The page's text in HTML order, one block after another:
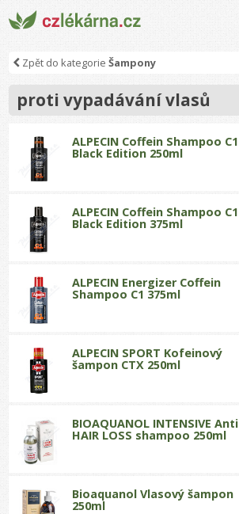
Zpět do kategorieŠampony
proti vypadávání vlasů
ALPECIN Coffein Shampoo C1
Black Edition 250ml
ALPECIN Coffein Shampoo C1
Black Edition 375ml
ALPECIN Energizer Coffein
Shampoo C1 375ml
ALPECIN SPORT Kofeinový
šampon CTX 250ml
BIOAQUANOL INTENSIVE Anti
HAIR LOSS shampoo 250ml
Bioaquanol Vlasový šampon
250ml